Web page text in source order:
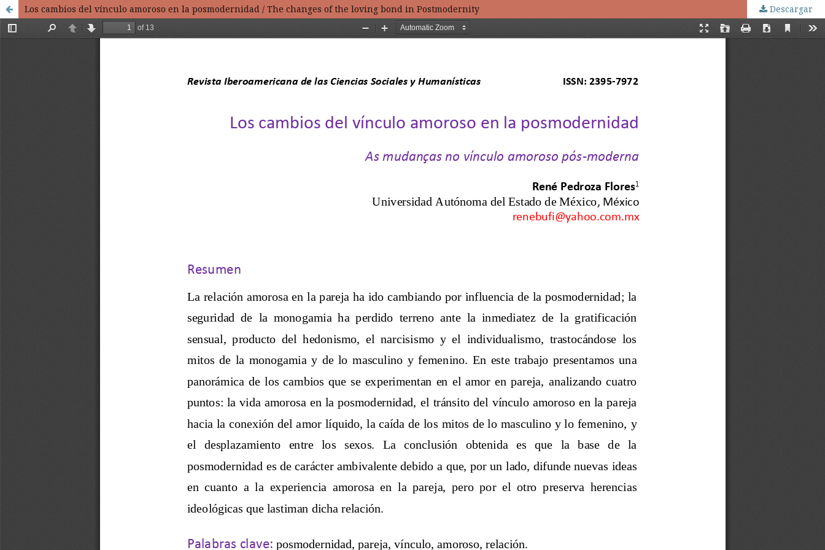
Los cambios del vínculo amoroso en la posmodernidad / The changes of the loving bond in Postmodernity Descargar